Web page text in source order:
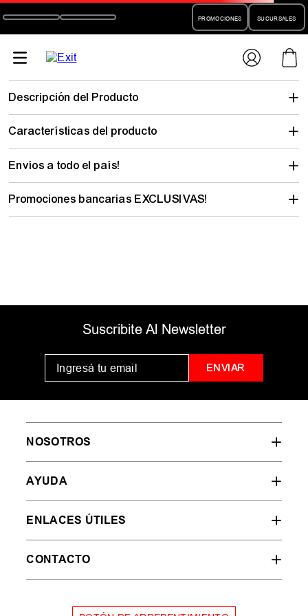
PROMOCIONES SUCURSALES
beanie-
No encontramos lo que buscabas…
pero hay mucho para descubrir
MUJER HOMBRE NIÑOS
35 36 37 38